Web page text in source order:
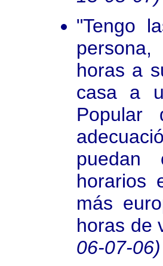
"Tengo
horas a
casa a
Popular
puedan
horarios
más
horas de
06-07-06)